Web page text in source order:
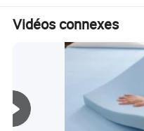
grands chiens et chats
Vidéos connexes